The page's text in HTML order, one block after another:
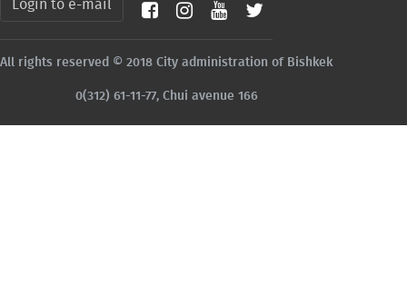
Login to e-mail
All rights reserved © 2018 City administration of Bishkek
0(312) 61-11-77, Chui avenue 166